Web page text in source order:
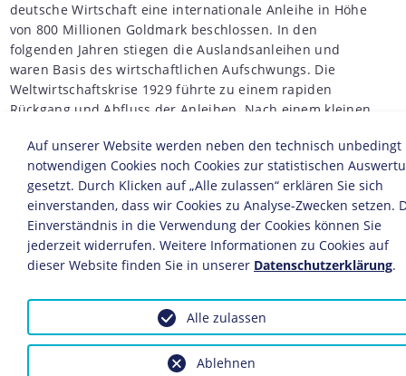
deutsche Wirtschaft eine internationale Anleihe in Höhe
von 800 Millionen Goldmark beschlossen. In den
folgenden Jahren stiegen die Auslandsanleihen und
waren Basis des wirtschaftlichen Aufschwungs. Die
Weltwirtschaftskrise 1929 führte zu einem rapiden
Rückgang und Abfluss der Anleihen. Nach einem kleinen
der dreißiger Jahre ganz zum Erliegen.
Quelle: Statistisches Jahrbuch für das Deutsche Reich,
1932, S. 344
© Infographics Group GmbH
Diese Statistik ist eingebunden in folgende LeMO-Seiten:
Die Weltwirtschaftskrise
Auf unserer Website werden neben den technisch unbedingt
notwendigen Cookies noch Cookies zur statistischen
gesetzt. Durch Klicken auf „Alle zulassen“ erklären Sie sich
einverstanden, dass wir Cookies zu Analyse-Zwecken setzen.
Einverständnis in die Verwendung der Cookies können Sie
jederzeit widerrufen. Weitere Informationen zu Cookies auf
dieser Website finden Sie in unserer Datenschutzerklärung.
Ablehnen
Alle zulassen